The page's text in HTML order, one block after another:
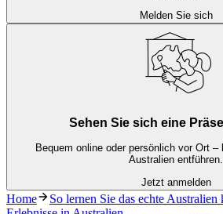
Melden Sie sich
Sehen Sie sich eine
Bequem online oder persönlich vor Ort
Australien entführen.
Jetzt anmelden
Home So lernen Sie das echte Australien